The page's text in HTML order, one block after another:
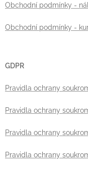
Obchodní podmínky -
Obchodní podmínky -
GDPR
Pravidla ochrany
Pravidla ochrany
Pravidla ochrany
Pravidla ochrany